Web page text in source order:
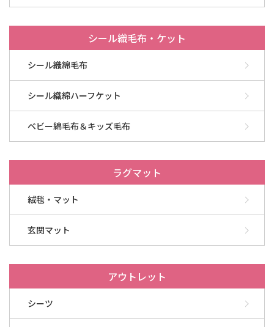
シール織毛布・ケット
シール織綿毛布
シール織綿ハーフケット
ベビー綿毛布＆キッズ毛布
ラグマット
絨毯・マット
玄関マット
アウトレット
シーツ